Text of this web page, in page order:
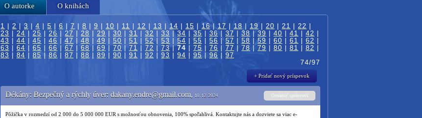
O autorke O knihách
1 | 2 | 3 | 4 | 5 | 6 | 7 | 8 | 9 | 10 | 11 | 12 | 13 | 14 | 15 | 16| 17 | 18 | 19| 20 | 21 | 22 |
23 | 24 | 25 | 26 | 27 | 28 | 29 | 30 | 31 | 32 | 33 | 34 | 35 | 36 | 37 | 38 | 39 | 40 | 41 | 42 |
43 | 44 | 45 | 46 | 47 | 48 | 49 | 50 | 51 | 52 | 53 | 54 | 55 | 56 | 57 | 58 |59 | 60 | 61 | 62 |
63 | 64 | 65 | 66 | 67 | 68 | 69 | 70 |71 | 72 | 73|74 | 75 | 76 | 77 | 78 | 79 | 80 | 81 | 82 |
83 | 84 | 85 | 86 | 87 | 88 | 89 | 90 | 91 | 92 | 93 | 94 | 95 | 96 | 97
74/97
+ Pridať nový príspevok
Dékány: Bezpečný a rýchly úver: dakany.endre@gmail.com, 10. 12. 2024 Oznámiť správcovi
Pôžička v rozmedzí od 2 000 do 5 000 000 EUR s možnosťou obnovenia, 100% spoľahlivá. Kontaktujte nás a dozviete sa viac e-